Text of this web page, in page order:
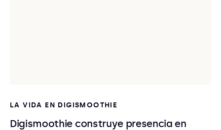
LA VIDA EN DIGISMOOTHIE
Digismoothie construye presencia en